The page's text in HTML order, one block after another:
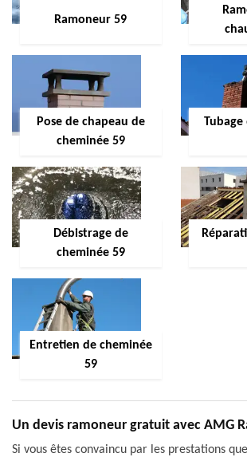
Ramoneur 59
Pose de chapeau de
cheminée 59
Tubage
Débistrage de
cheminée 59
Entretien de cheminée
59
Un devis ramoneur gratuit avec AMG
Si vous êtes convaincu par les prestations